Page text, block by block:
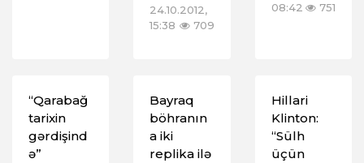
24.10.2012,
15:38
709
08:42
751
“Qarabağ
tarixin
gərdişind
ə”
Bayraq
böhranın
a iki
replika ilə
Hillari
Klinton:
“Sülh
üçün